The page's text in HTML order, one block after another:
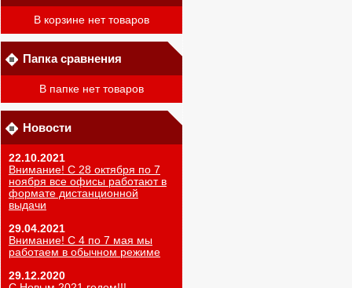
В корзине нет товаров
Папка сравнения
В папке нет товаров
Новости
22.10.2021
Внимание! С 28 октября по 7
ноября все офисы работают в
формате дистанционной
выдачи
29.04.2021
Внимание! С 4 по 7 мая мы
работаем в обычном режиме
29.12.2020